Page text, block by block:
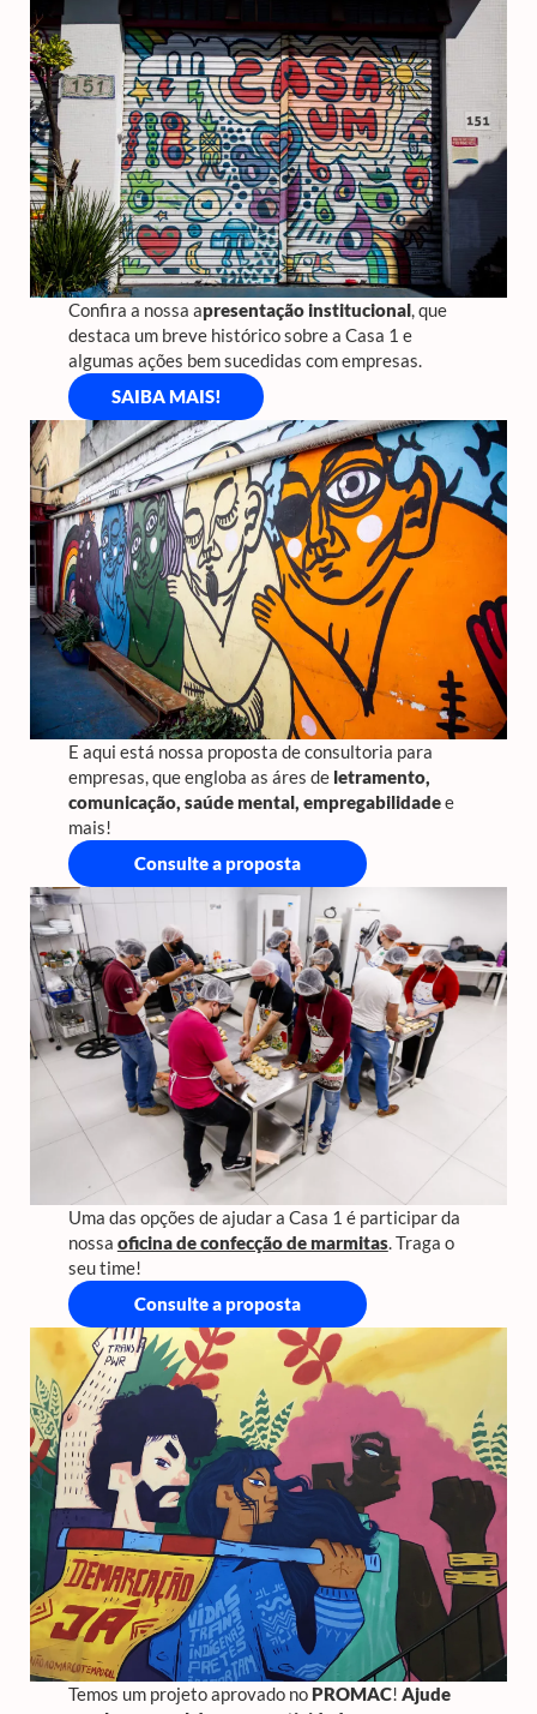
Confira a nossa apresentação institucional, que
destaca um breve histórico sobre a Casa 1 e
algumas ações bem sucedidas com empresas.
SAIBA MAIS!
E aqui está nossa proposta de consultoria para
empresas, que engloba as áres de letramento,
comunicação, saúde mental, empregabilidadee
mais!
Consulte a proposta
Uma das opções de ajudar a Casa 1 é participar da
nossa oficina de confecção de marmitas. Traga o
seu time!
Consulte a proposta
Temos um projeto aprovado no PROMAC! Ajude